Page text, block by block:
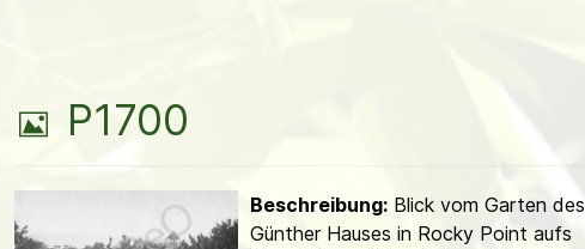
B
P1700
Beschreibung:Blick vom Garten des
Günther Hauses in Rocky Point aufs